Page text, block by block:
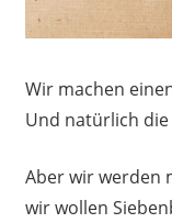
Wir machen
Und natürlich
Aber wir werden
wir wollen